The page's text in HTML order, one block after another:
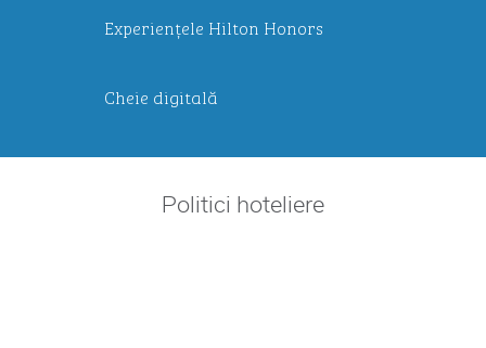
Experiențele Hilton Honors
Cheie digitală
Politici hoteliere